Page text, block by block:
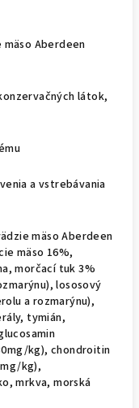
Aberdeen
látok,
a vstrebávania
mäso Aberdeen
mäso 16%,
morčací tuk 3%
lososový
a rozmarýnu),
tymián,
kg), chondroitin
kg),
mrkva, morská